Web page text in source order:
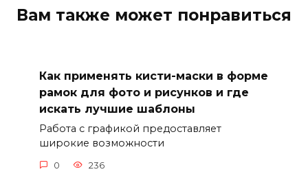
Вам также может понравиться
Как применять кисти-маски в форме
рамок для фото и рисунков и где
искать лучшие шаблоны
Работа с графикой предоставляет
широкие возможности
0 236